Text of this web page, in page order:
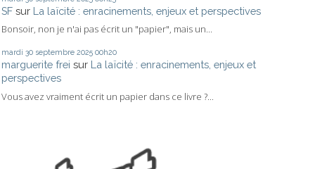
SF sur La laïcité : enracinements, enjeux et perspectives
Bonsoir, non je n'ai pas écrit un "papier", mais un...
mardi 30 septembre 2025 00h20
marguerite frei sur La laïcité : enracinements, enjeux et
perspectives
Vous avez vraiment écrit un papier dans ce livre ?...